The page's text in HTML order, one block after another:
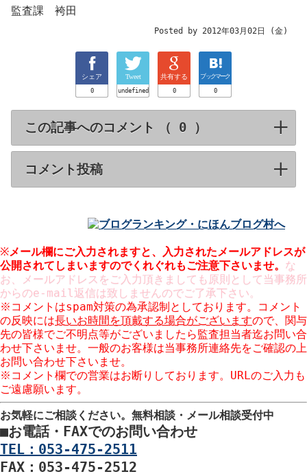
監査課 袴田
Posted by 2012年03月02日 (金)
シェア
0
Tweet
undefined
共有する
0
ブックマーク
0
この記事へのコメント （ ） click to
コメント投稿click to expand contents
※メール欄にご入力されますと、入力された メールアドレスが
公開 されてしまいますのでくれぐれもご注意下さいませ。 な
お、メールアドレスをご入力頂きましても原則として当事務所
からのe-mail返信は致しませんのでご了承下さい。
※コメントはspam対策の為承認制としております。コメント
の反映には長いお時間を頂戴する場合がございますので、関与
先の皆様でご不明点等がございましたら監査担当者迄お問い合
わせ下さいませ。一般のお客様は当事務所連絡先をご確認の上
お問い合わせ下さいませ。
※コメント欄での営業はお断りしております。URLのご入力も
ご遠慮願います。
お気軽にご相談ください。 無料相談・メール相談受付中
■お電話・FAXでのお問い合わせ
TEL：053-475-2511
FAX：053-475-2512